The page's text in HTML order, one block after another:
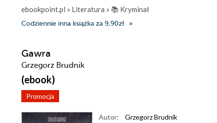
ebookpoint.pl » Literatura » 📚 Kryminał
Codziennie inna książka za 9,90zł
Gawra
Grzegorz Brudnik
(ebook)
Promocja
Autor:
Grzegorz Brudnik